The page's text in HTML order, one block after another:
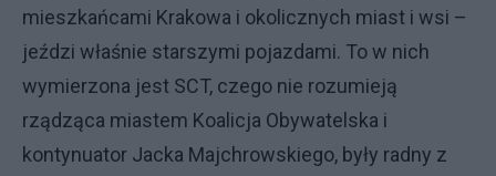
mieszkańcami Krakowa i okolicznych miast i wsi –
jeździ właśnie starszymi pojazdami. To w nich
wymierzona jest SCT, czego nie rozumieją
rządząca miastem Koalicja Obywatelska i
kontynuator Jacka Majchrowskiego, były radny z